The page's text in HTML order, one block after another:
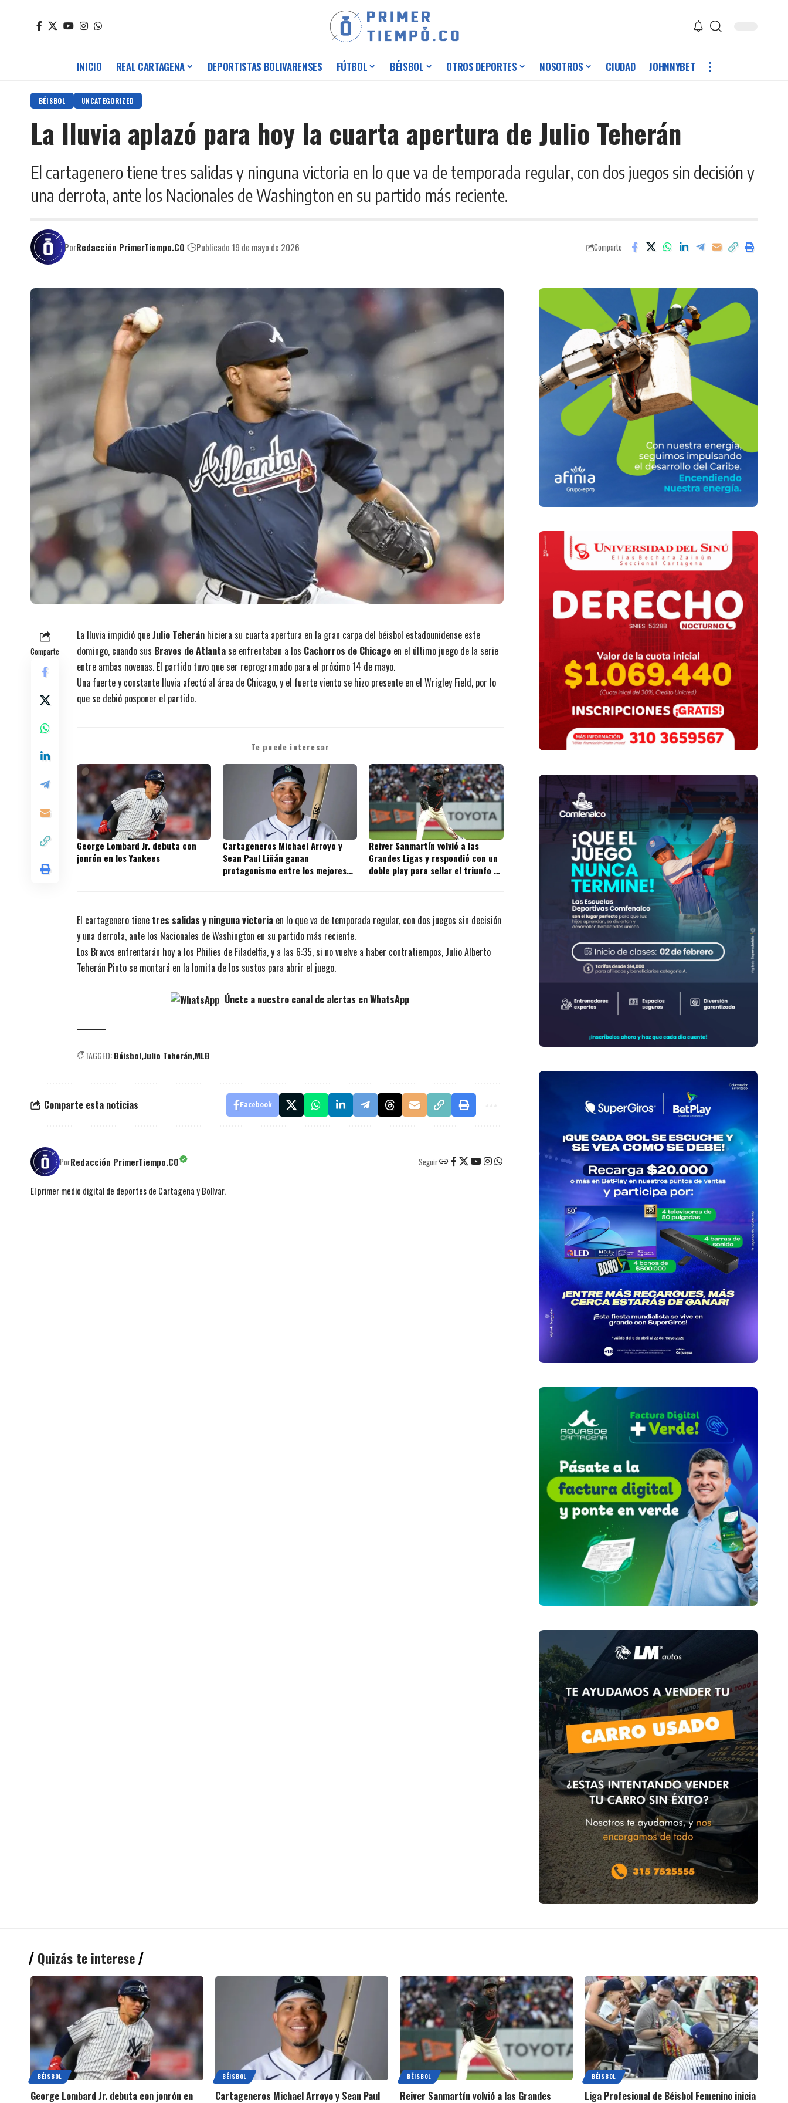
INICIO REAL CARTAGENA DEPORTISTAS BOLIVARENSES FÚTBOL BÉISBOL OTROS DEPORTES NOSOTROS CIUDAD JOHNNYBET
BÉISBOL UNCATEGORIZED
La lluvia aplazó para hoy la cuarta apertura de Julio Teherán
El cartagenero tiene tres salidas y ninguna victoria en lo que va de temporada regular, con dos juegos sin decisión y
una derrota, ante los Nacionales de Washington en su partido más reciente.
PorRedacción PrimerTiempo.CO Publicado 19 de mayo de 2026 Comparte
Comparte
La lluvia impidió queJulio Teherán hiciera su cuarta apertura en la gran carpa del béisbol estadounidense este
domingo, cuando sus Bravos de Atlantase enfrentaban a los Cachorros de Chicago en el último juego de la serie
entre ambas novenas. El partido tuvo que ser reprogramado para el próximo 14 de mayo.
Una fuerte y constante lluvia afectó al área de Chicago, y el fuerte viento se hizo presente en el Wrigley Field, por lo
que se debió posponer el partido.
Te puede interesar
George Lombard Jr. debuta con
jonrón en los Yankees
Cartageneros Michael Arroyo y
Sean Paul Liñán ganan
protagonismo entre los mejores
Reiver Sanmartín volvió a las
Grandes Ligas y respondió con un
doble play para sellar el triunfo de
El cartagenero tiene tres salidas y ninguna victoria en lo que va de temporada regular, con dos juegos sin decisión
y una derrota, ante los Nacionales de Washington en su partido más reciente.
Los Bravos enfrentarán hoy a los Philies de Filadelfia, y a las 6:35, si no vuelve a haber contratiempos, Julio Alberto
Teherán Pinto se montará en la lomita de los sustos para abrir el juego.
Únete a nuestro canal de alertas en WhatsApp
TAGGED:BéisbolJulio Teherán MLB
Comparte esta noticias Facebook
PorRedacción PrimerTiempo.CO Seguir
El primer medio digital de deportes de Cartagena y Bolívar.
Quizás te interese
BÉISBOL
George Lombard Jr. debuta con jonrón en
BÉISBOL
Cartageneros Michael Arroyo y Sean Paul
BÉISBOL
Reiver Sanmartín volvió a las Grandes
BÉISBOL
Liga Profesional de Béisbol Femenino inicia